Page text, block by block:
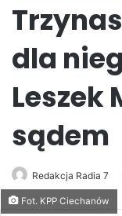
dla
Leszek
sądem
Redakcja Radia 7
Fot. KPP Ciechanów